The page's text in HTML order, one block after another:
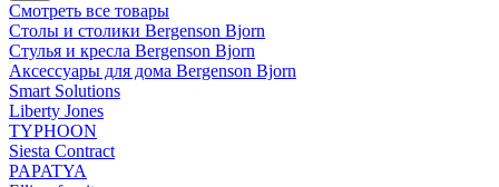
Смотреть все товары
Столы и столики Bergenson Bjorn
Стулья и кресла Bergenson Bjorn
Аксессуары для дома Bergenson Bjorn
Smart Solutions
Liberty Jones
TYPHOON
Siesta Contract
PAPATYA